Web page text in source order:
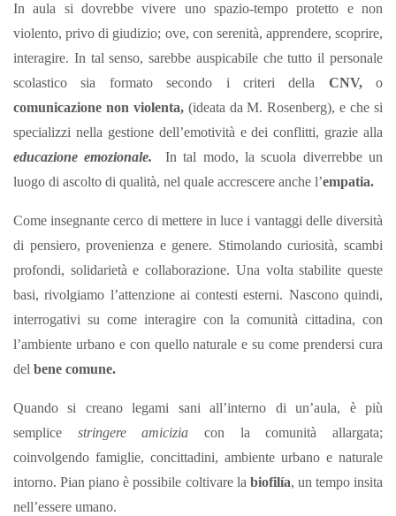
In aula si dovrebbe vivere uno spazio-tempo protetto e non
violento, privo di giudizio; ove, con serenità, apprendere, scoprire,
interagire. In tal senso, sarebbe auspicabile che tutto il personale
scolastico sia formato secondo i criteri della CNV, o
comunicazione non violenta,(ideata da M. Rosenberg), e che si
specializzi nella gestione dell’emotività e dei conflitti, grazie alla
educazione emozionale.
In tal modo, la scuola diverrebbe un
luogo di ascolto di qualità, nel quale accrescere anche l’empatia.
Come insegnante cerco di mettere in luce i vantaggi delle diversità
di pensiero, provenienza e genere. Stimolando curiosità, scambi
profondi, solidarietà e collaborazione. Una volta stabilite queste
basi, rivolgiamo l’attenzione ai contesti esterni. Nascono quindi,
interrogativi su come interagire con la comunità cittadina, con
l’ambiente urbano e con quello naturale e su come prendersi cura
del bene comune.
Quando si creano legami sani all’interno di un’aula, è più
semplice stringere amicizia con la comunità allargata;
coinvolgendo famiglie, concittadini, ambiente urbano e naturale
intorno. Pian piano è possibile coltivare la biofilía, un tempo insita
nell’essere umano.